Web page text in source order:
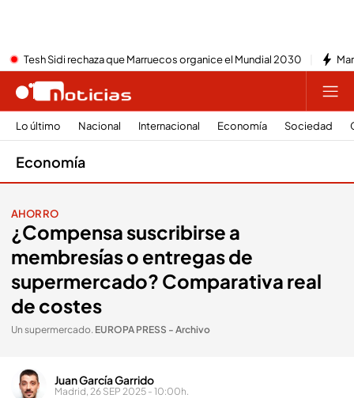
Tesh Sidi rechaza que Marruecos organice el Mundial 2030
Lo último Nacional Internacional Economía Sociedad
Economía
AHORRO
¿Compensa suscribirse a
membresías o entregas de
supermercado? Comparativa real
de costes
Un supermercado. EUROPA PRESS - Archivo
Juan García Garrido
Madrid, 26 SEP 2025 - 10:00h.